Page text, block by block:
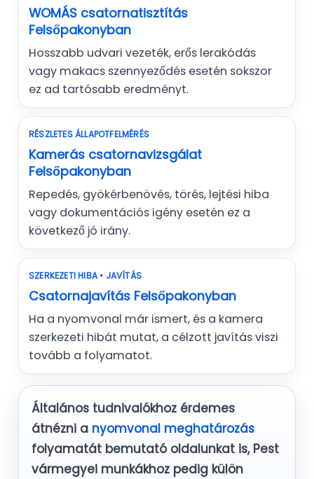
WOMÁS csatornatisztítás
Felsőpakonyban
Hosszabb udvari vezeték, erős lerakódás
vagy makacs szennyeződés esetén sokszor
ez ad tartósabb eredményt.
RÉSZLETES ÁLLAPOTFELMÉRÉS
Kamerás csatornavizsgálat
Felsőpakonyban
Repedés, gyökérbenövés, törés, lejtési hiba
vagy dokumentációs igény esetén ez a
következő jó irány.
SZERKEZETI HIBA • JAVÍTÁS
Csatornajavítás Felsőpakonyban
Ha a nyomvonal már ismert, és a kamera
szerkezeti hibát mutat, a célzott javítás viszi
tovább a folyamatot.
Általános tudnivalókhoz érdemes
átnézni a nyomvonal meghatározás
folyamatát bemutató oldalunkat is, Pest
vármegyei munkákhoz pedig külön